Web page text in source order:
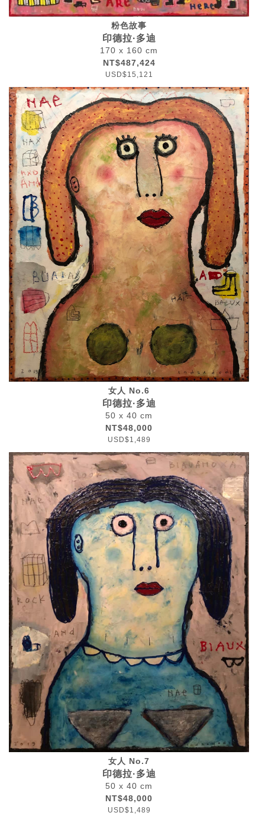
粉色故事
印德拉·多迪
170 x 160 cm
NT$487,424
USD$15,121
女人 No.6
印德拉·多迪
50 x 40 cm
NT$48,000
USD$1,489
女人 No.7
印德拉·多迪
50 x 40 cm
NT$48,000
USD$1,489